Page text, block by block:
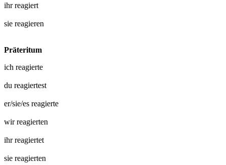
ihrreagiert
sie reagieren
Präteritum
ich reagierte
du reagiertest
er/sie/es reagierte
wirreagierten
ihrreagiertet
sie reagierten